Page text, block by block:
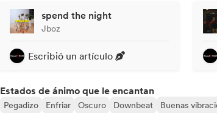
spend the night
Jboz
Escribió un artículo
Estados de ánimo que le encantan
Pegadizo Enfriar Oscuro Downbeat Buenas